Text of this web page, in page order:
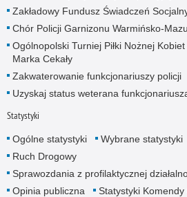
Zakładowy Fundusz Świadczeń
Chór Policji Garnizonu Warmińsko-
Ogólnopolski Turniej Piłki Nożnej
Marka Cekały
Zakwaterowanie funkcjonariuszy policji
Uzyskaj status weterana
Statystyki
Ogólne statystyki Wybrane statystyki
Ruch Drogowy
Sprawozdania z profilaktycznej
Opinia publiczna
Statystyki Komendy